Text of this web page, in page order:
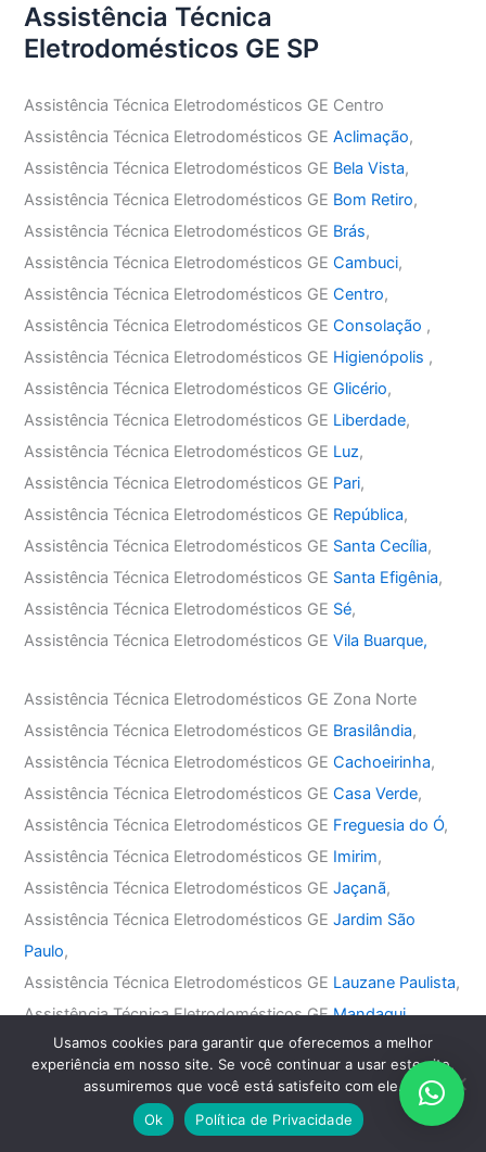
Assistência Técnica
Eletrodomésticos GE SP
Assistência Técnica Eletrodomésticos GE Centro
Assistência Técnica Eletrodomésticos GEAclimação,
Assistência Técnica Eletrodomésticos GE Bela Vista,
Assistência Técnica Eletrodomésticos GE Bom Retiro,
Assistência Técnica Eletrodomésticos GE Brás,
Assistência Técnica Eletrodomésticos GECambuci,
Assistência Técnica Eletrodomésticos GECentro,
Assistência Técnica Eletrodomésticos GEConsolação ,
Assistência Técnica Eletrodomésticos GE Higienópolis ,
Assistência Técnica Eletrodomésticos GEGlicério,
Assistência Técnica Eletrodomésticos GE Liberdade,
Assistência Técnica Eletrodomésticos GE Luz,
Assistência Técnica Eletrodomésticos GE Pari,
Assistência Técnica Eletrodomésticos GE República,
Assistência Técnica Eletrodomésticos GE Santa Cecília,
Assistência Técnica Eletrodomésticos GE Santa Efigênia,
Assistência Técnica Eletrodomésticos GE Sé,
Assistência Técnica Eletrodomésticos GEVila Buarque,
Assistência Técnica Eletrodomésticos GE Zona Norte
Assistência Técnica Eletrodomésticos GE Brasilândia,
Assistência Técnica Eletrodomésticos GECachoeirinha,
Assistência Técnica Eletrodomésticos GECasa Verde,
Assistência Técnica Eletrodomésticos GE Freguesia do Ó,
Assistência Técnica Eletrodomésticos GE Imirim,
Assistência Técnica Eletrodomésticos GEJaçanã,
Assistência Técnica Eletrodomésticos GEJardim São
Paulo,
Assistência Técnica Eletrodomésticos GE Lauzane Paulista,
Assistência Técnica Eletrodomésticos GEMandaqui,
Assistência Técnica Eletrodomésticos GESantana,
Assistência Técnica Eletrodomésticos GE
Tremembé
Assistência Técnica Eletrodomésticos GETucuruvi
Assistência Técnica Eletrodomésticos GEVila Guilherme
Usamos cookies para garantir que oferecemos a melhor
experiência em nosso site. Se você continuar a usar este site,
assumiremos que você está satisfeito com ele.
Ok
Política de Privacidade